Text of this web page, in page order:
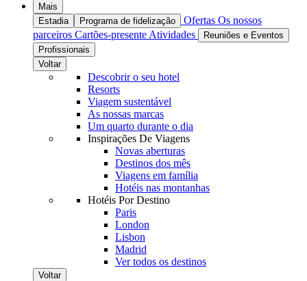
Mais
Estadia
Programa de fidelização Ofertas Os nossos
parceiros Cartões-presente Atividades
Reuniões e Eventos
Profissionais
Voltar
Descobrir o seu hotel
Resorts
Viagem sustentável
As nossas marcas
Um quarto durante o dia
Inspirações De Viagens
Novas aberturas
Destinos dos mês
Viagens em família
Hotéis nas montanhas
Hotéis Por Destino
Paris
London
Lisbon
Madrid
Ver todos os destinos
Voltar